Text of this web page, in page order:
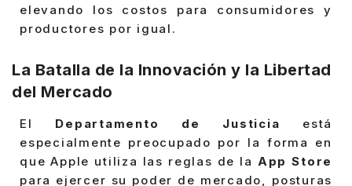
elevando los costos para consumidores y
productores por igual.
La Batalla de la Innovación y la Libertad
del Mercado
El Departamento de Justicia está
especialmente preocupado por la forma en
que Apple utiliza las reglas de la App Store
para ejercer su poder de mercado, posturas